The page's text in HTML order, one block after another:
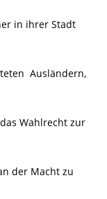
in ihrer Stadt
Ausländern,
Wahlrecht zur
der Macht zu